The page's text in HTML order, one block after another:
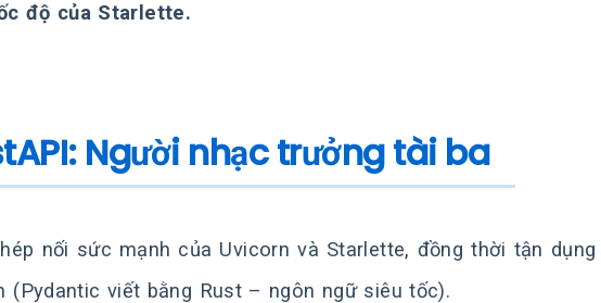
độ của Starlette.
Người nhạc trưởng tài ba
nối sức mạnh của Uvicorn và Starlette, đồng thời tận dụng
(Pydantic viết bằng Rust – ngôn ngữ siêu tốc).